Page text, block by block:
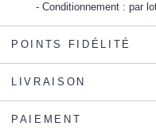
Conditionnement : par
POINTS FIDÉLITÉ
LIVRAISON
PAIEMENT